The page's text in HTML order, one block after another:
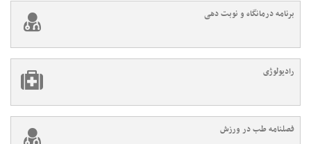
برنامه درمانگاه و نوبت دهی
رادیولوژی
فصلنامه طب در ورزش